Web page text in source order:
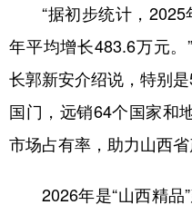
“据初步统计，2025
年平均增长483.6万元
长郭新安介绍说，特别
国门，远销64个国家和
市场占有率，助力山西省
2026年是“山西精品”